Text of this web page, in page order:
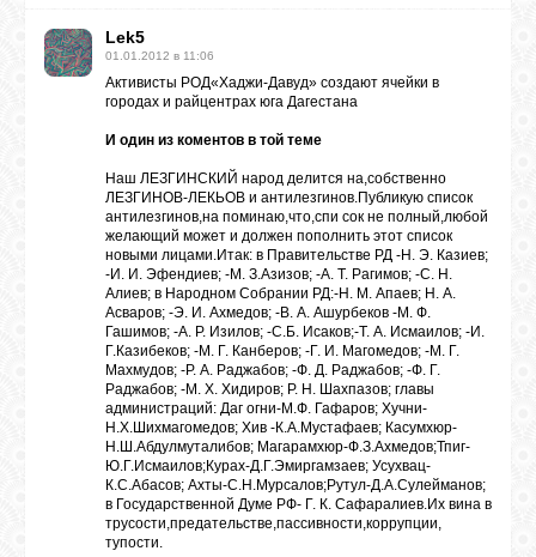
Lek5
01.01.2012 в 11:06
Активисты РОД«Хаджи-Давуд» создают ячейки в
городах и райцентрах юга Дагестана
И один из коментов в той теме
Наш ЛЕЗГИНСКИЙ народ делится на,собственно
ЛЕЗГИНОВ-ЛЕКЬОВ и антилезгинов.Публикую список
антилезгинов,на поминаю,что,спи сок не полный,любой
желающий может и должен пополнить этот список
новыми лицами.Итак: в Правительстве РД -Н. Э. Казиев;
-И. И. Эфендиев; -М. З.Азизов; -А. Т. Рагимов; -С. Н.
Алиев; в Народном Собрании РД:-Н. М. Апаев; Н. А.
Асваров; -Э. И. Ахмедов; -В. А. Ашурбеков -М. Ф.
Гашимов; -А. Р. Изилов; -С.Б. Исаков;-Т. А. Исмаилов; -И.
Г.Казибеков; -М. Г. Канберов; -Г. И. Магомедов; -М. Г.
Махмудов; -Р. А. Раджабов; -Ф. Д. Раджабов; -Ф. Г.
Раджабов; -М. Х. Хидиров; Р. Н. Шахпазов; главы
администраций: Даг огни-М.Ф. Гафаров; Хучни-
Н.Х.Шихмагомедов; Хив -К.А.Мустафаев; Касумхюр-
Н.Ш.Абдулмуталибов; Магарамхюр-Ф.З.Ахмедов;Тпиг-
Ю.Г.Исмаилов;Курах-Д.Г.Эмиргамзаев; Усухвац-
К.С.Абасов; Ахты-С.Н.Мурсалов;Рутул-Д.А.Сулейманов;
в Государственной Думе РФ- Г. К. Сафаралиев.Их вина в
трусости,предательстве,пассивности,коррупции,
тупости.